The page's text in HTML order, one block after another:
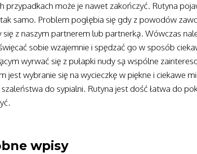
przypadkach może je nawet zakończyć. Rutyna
samo. Problem pogłębia się gdy z powodów
się z naszym partnerem lub partnerką. Wówczas
sobie wzajemnie i spędzać go w sposób
wyrwać się z pułapki nudy są wspólne
jest wybranie się na wycieczkę w piękne i ciekawe
do sypialni. Rutyna jest dość łatwa do
wpisy